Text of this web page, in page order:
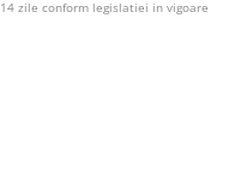
14 zile conform legislatiei in vigoare